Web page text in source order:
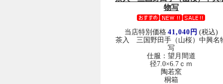
物写
当店特別価格 41,040円 (税込)
茶入 三国野田手（山桜）中興名
写
仕服：望月間道
径7.0×6.7ｃｍ
陶若窯
桐箱